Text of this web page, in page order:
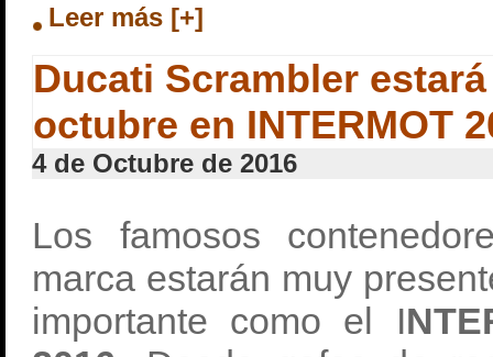
Leer más [+]
Ducati Scrambler
octubre en INTERMOT
4 de Octubre de 2016
Los famosos
marca estarán muy
importante como el I